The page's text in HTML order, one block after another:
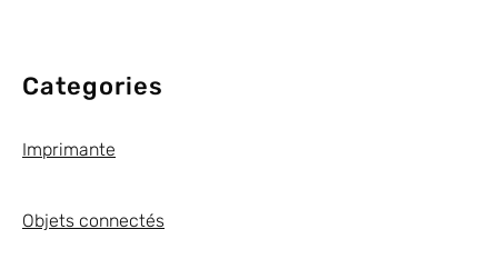
Categories
Imprimante
Objets connectés